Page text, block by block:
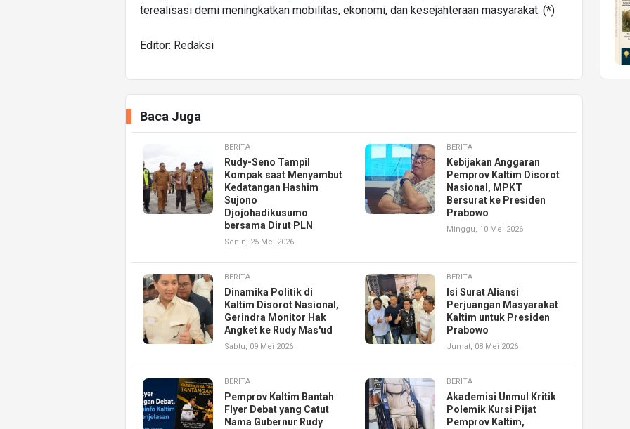
terealisasi demi meningkatkan mobilitas, ekonomi, dan kesejahteraan masyarakat. (*)
Editor: Redaksi
Baca Juga
BERITA
Rudy-Seno Tampil
Kompak saat Menyambut
Kedatangan Hashim
Sujono
Djojohadikusumo
bersama Dirut PLN
Senin, 25 Mei 2026
BERITA
Kebijakan Anggaran
Pemprov Kaltim Disorot
Nasional, MPKT
Bersurat ke Presiden
Prabowo
Minggu, 10 Mei 2026
BERITA
Dinamika Politik di
Kaltim Disorot Nasional,
Gerindra Monitor Hak
Angket ke Rudy Mas'ud
Sabtu, 09 Mei 2026
BERITA
Isi Surat Aliansi
Perjuangan Masyarakat
Kaltim untuk Presiden
Prabowo
Jumat, 08 Mei 2026
BERITA
Pemprov Kaltim Bantah
Flyer Debat yang Catut
Nama Gubernur Rudy
BERITA
Akademisi Unmul Kritik
Polemik Kursi Pijat
Pemprov Kaltim,